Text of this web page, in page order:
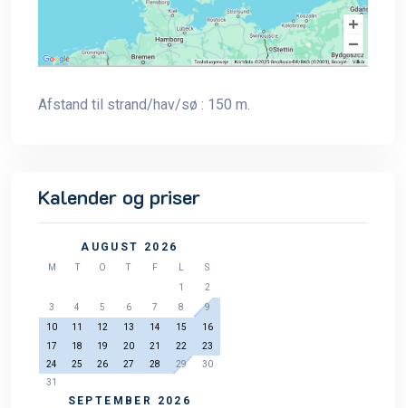
Afstand til strand/hav/sø : 150 m.
Kalender og priser
AUGUST 2026
M T O T F
S
1
2
3
4 5 6 7 8
9
10
11 12 13 14 15
16
17
18 19 20 21 22
23
24
25 26 27 28 29
30
31
SEPTEMBER 2026